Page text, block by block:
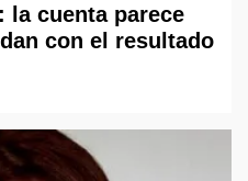
la cuenta parece
con el resultado